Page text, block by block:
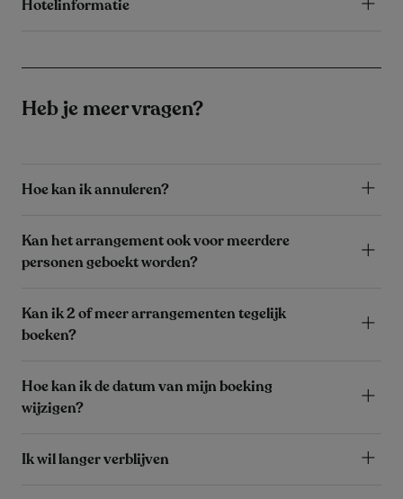
Hotelinformatie
Heb je meer vragen?
Hoe kan ik annuleren?
Kan het arrangement ook voor meerdere
personen geboekt worden?
Kan ik 2 of meer arrangementen tegelijk
boeken?
Hoe kan ik de datum van mijn boeking
wijzigen?
Ik wil langer verblijven